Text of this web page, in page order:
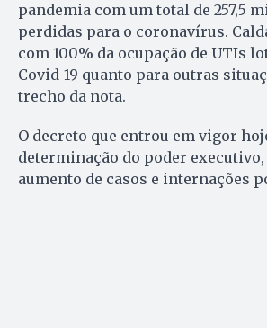
pandemia com um total de 257,5
perdidas para o coronavírus.
com 100% da ocupação de UTIs
Covid-19 quanto para outras
trecho da nota.
O decreto que entrou em vigor
determinação do poder
aumento de casos e internações